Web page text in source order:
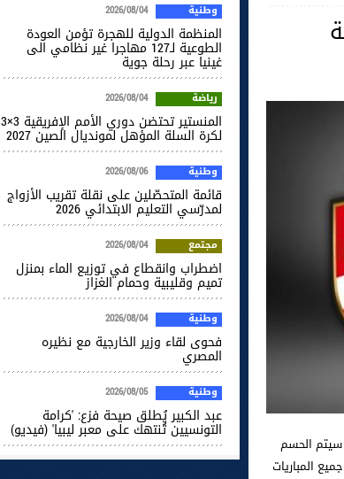
سيتم الحسم
المباريات
وطنية 2026/08/04
المنظمة الدولية للهجرة تؤمن العودة
الطوعية لـ127 مهاجرا غير نظامي الى
غينيا عبر رحلة جوية
رياضة 2026/08/04
المنستير تحتضن دوري الأمم الإفريقية 3×3
لكرة السلة المؤهل لمونديال الصين 2027
وطنية 2026/08/06
قائمة المتحصّلين على نقلة تقريب الأزواج
لمدرّسي التعليم الابتدائي 2026
مجتمع 2026/08/04
اضطراب وانقطاع في توزيع الماء بمنزل
تميم وقليبية وحمام الغزاز
وطنية 2026/08/04
فحوى لقاء وزير الخارجية مع نظيره
المصري
وطنية 2026/08/05
عبد الكبير يُطلق صيحة فزع: 'كرامة
التونسيين تُنتهك على معبر ليبيا' (فيديو)